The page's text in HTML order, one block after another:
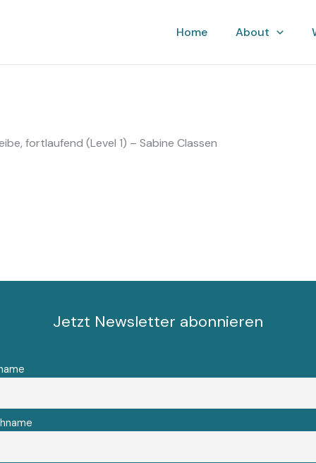
Home About
fortlaufend (Level 1) – Sabine Classen
Jetzt Newsletter abonnieren